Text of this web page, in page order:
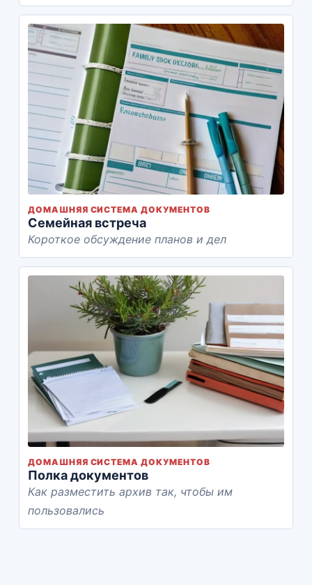
ДОМАШНЯЯ СИСТЕМА ДОКУМЕНТОВ
Семейная встреча
Короткое обсуждение планов и дел
ДОМАШНЯЯ СИСТЕМА ДОКУМЕНТОВ
Полка документов
Как разместить архив так, чтобы им
пользовались